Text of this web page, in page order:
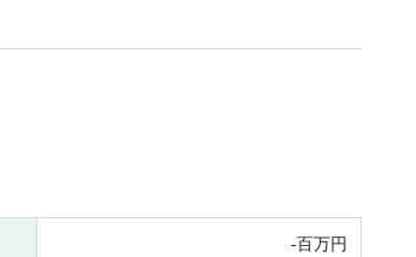
-百万円